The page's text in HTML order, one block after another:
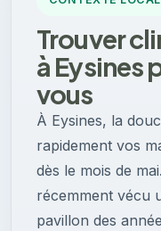
Trouver
à Eysines
vous
À Eysines, la
rapidement vos
dès le mois de
récemment vécu
pavillon des